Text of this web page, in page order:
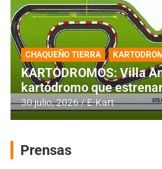
CHAQUEÑO TIERRA
KARTODROMOS: Villa
kartódromo que
30 julio, 2026 E-Kart
Prensas